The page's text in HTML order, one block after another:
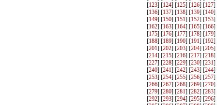
[123] [124] [125] [126] [127]
[136] [137] [138] [139] [140]
[149] [150] [151] [152] [153]
[162] [163] [164] [165] [166]
[175] [176] [177] [178] [179]
[188] [189] [190] [191] [192]
[201] [202] [203] [204] [205]
[214] [215] [216] [217] [218]
[227] [228] [229] [230] [231]
[240] [241] [242] [243] [244]
[253] [254] [255] [256] [257]
[266] [267] [268] [269] [270]
[279] [280] [281] [282] [283]
[292] [293] [294] [295] [296]